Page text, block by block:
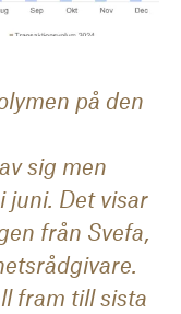
på den
sig men
juni. Det visar
från Svefa,
fram till sista